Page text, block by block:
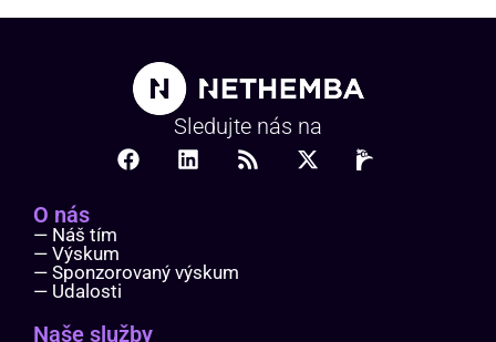
Sledujte nás na
O nás
— Náš tím
— Výskum
— Sponzorovaný výskum
— Udalosti
Naše služby